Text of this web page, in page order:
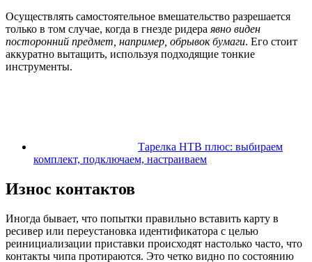
Осуществлять самостоятельное вмешательство разрешается
только в том случае, когда в гнезде ридера явно виден
посторонний предмет, например, обрывок бумаги. Его стоит
аккуратно вытащить, используя подходящие тонкие
инструменты.
Тарелка НТВ плюс: выбираем
комплект, подключаем, настраиваем
Износ контактов
Иногда бывает, что попытки правильно вставить карту в
ресивер или переустановка идентификатора с целью
реинициализации приставки происходят настолько часто, что
контакты чипа протираются. Это четко видно по состоянию